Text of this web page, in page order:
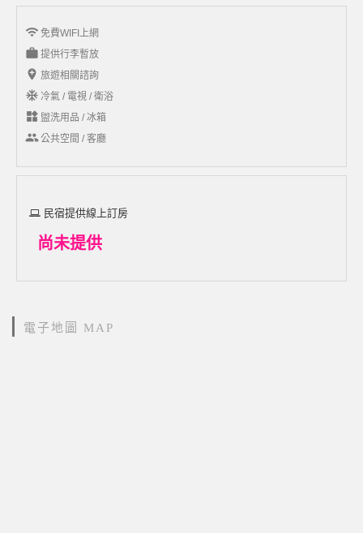
wifi 免費WIFI上網
work 提供行李暫放
add_location 旅遊相關諮詢
ac_unit 冷氣 / 電視 / 衛浴
widgets 盥洗用品 / 冰箱
group公共空間 / 客廳
民宿提供線上訂房
尚未提供
電子地圖 MAP